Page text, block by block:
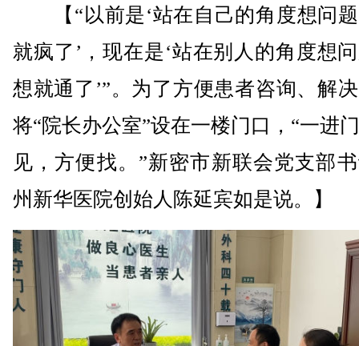
【“以前是‘站在自己的角度想问
就疯了’，现在是‘站在别人的角度想
想就通了’”。为了方便患者咨询、解
将“院长办公室”设在一楼门口，“一进
见，方便找。”新密市新联会党支部
州新华医院创始人陈延宾如是说。】